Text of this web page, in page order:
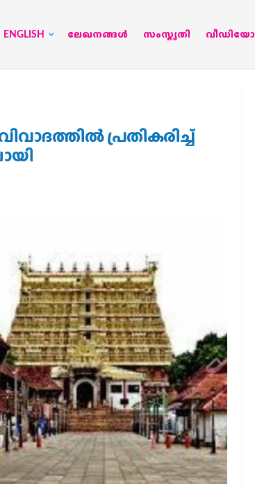
ENGLISH ലേഖനങ്ങള്‍ സംസ്കൃതി വീഡിയോ
പ്രതികരിച്ച്